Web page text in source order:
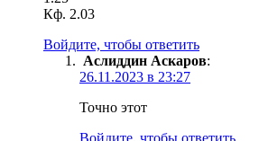
Кф. 2.03
Войдите, чтобы ответить
Аслиддин Аскаров:
26.11.2023 в 23:27
Точно этот
Войдите, чтобы ответить